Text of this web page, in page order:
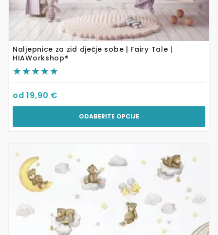
Naljepnice za zid dječje sobe | Fairy Tale |
HIAWorkshop®
od19,90 €
ODABERITE OPCIJE
Ovaj
proizvod
ima
više
varijanti.
se